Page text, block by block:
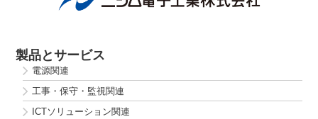
製品とサービス
電源関連
工事・保守・監視関連
ICTソリューション関連